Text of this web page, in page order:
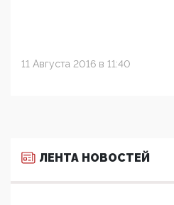
11 Августа 2016 в 11:40
ЛЕНТА НОВОСТЕЙ